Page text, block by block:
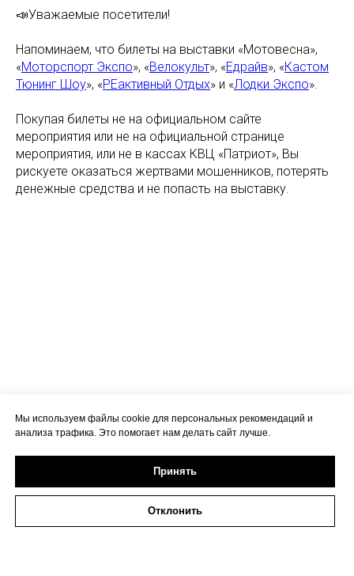
📣Уважаемые посетители!
Напоминаем, что билеты на выставки «Мотовесна»,
«Моторспорт Экспо», «Велокульт», «Едрайв», «Кастом
Тюнинг Шоу», «РЕактивный Отдых» и «Лодки Экспо».
Покупая билеты не на официальном сайте
мероприятия или не на официальной странице
мероприятия, или не в кассах КВЦ «Патриот», Вы
рискуете оказаться жертвами мошенников, потерять
денежные средства и не попасть на выставку.
Мы используем файлы cookie для персональных рекомендаций и
анализа трафика. Это помогает нам делать сайт лучше.
Принять
Отклонить